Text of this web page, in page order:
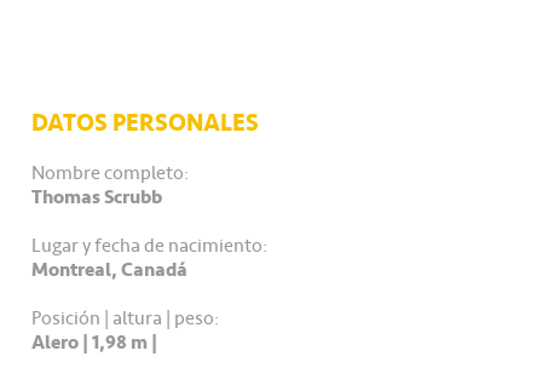
DATOS PERSONALES
Nombre completo:
Thomas Scrubb
Lugar y fecha de nacimiento:
Montreal, Canadá
Posición | altura | peso:
Alero | 1,98 m |